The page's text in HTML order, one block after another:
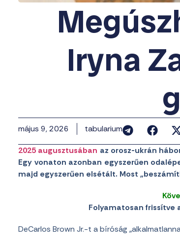
Iryna
május 9, 2026 tabularium
2025 augusztusában az orosz-ukrán
Egy vonaton azonban egyszerűen
majd egyszerűen elsétált. Most
Folyamatosan frissítve
DeCarlos Brown Jr.-t a bíróság